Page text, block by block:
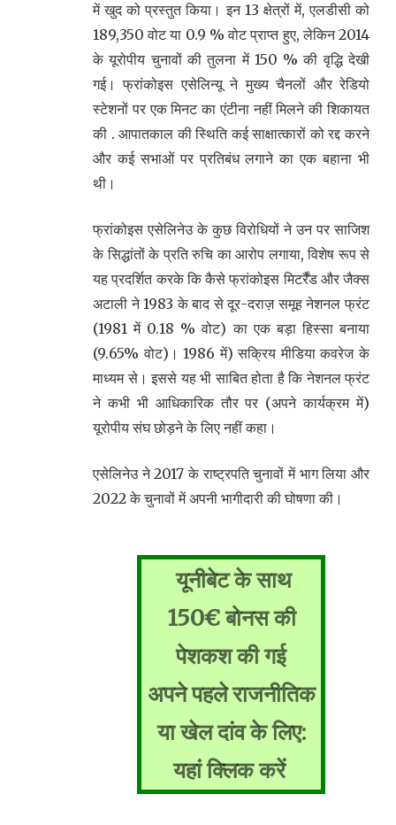
में खुद को प्रस्तुत किया। इन 13 क्षेत्रों में, एलडीसी को
189,350 वोट या 0.9 % वोट प्राप्त हुए, लेकिन 2014
के यूरोपीय चुनावों की तुलना में 150 % की वृद्धि देखी
गई। फ्रांकोइस एसेलिन्यू ने मुख्य चैनलों और रेडियो
स्टेशनों पर एक मिनट का एंटीना नहीं मिलने की शिकायत
की . आपातकाल की स्थिति कई साक्षात्कारों को रद्द करने
और कई सभाओं पर प्रतिबंध लगाने का एक बहाना भी
थी।
फ्रांकोइस एसेलिनेउ के कुछ विरोधियों ने उन पर साजिश
के सिद्धांतों के प्रति रुचि का आरोप लगाया, विशेष रूप से
यह प्रदर्शित करके कि कैसे फ्रांकोइस मिटर्रैंड और जैक्स
अटाली ने 1983 के बाद से दूर-दराज़ समूह नेशनल फ्रंट
(1981 में 0.18 % वोट) का एक बड़ा हिस्सा बनाया
(9.65% वोट)। 1986 में) सक्रिय मीडिया कवरेज के
माध्यम से। इससे यह भी साबित होता है कि नेशनल फ्रंट
ने कभी भी आधिकारिक तौर पर (अपने कार्यक्रम में)
यूरोपीय संघ छोड़ने के लिए नहीं कहा।
एसेलिनेउ ने 2017 के राष्ट्रपति चुनावों में भाग लिया और
2022 के चुनावों में अपनी भागीदारी की घोषणा की।
यूनीबेट के साथ
150€ बोनस की
पेशकश की गई
अपने पहले राजनीतिक
या खेल दांव के लिए:
यहां क्लिक करें